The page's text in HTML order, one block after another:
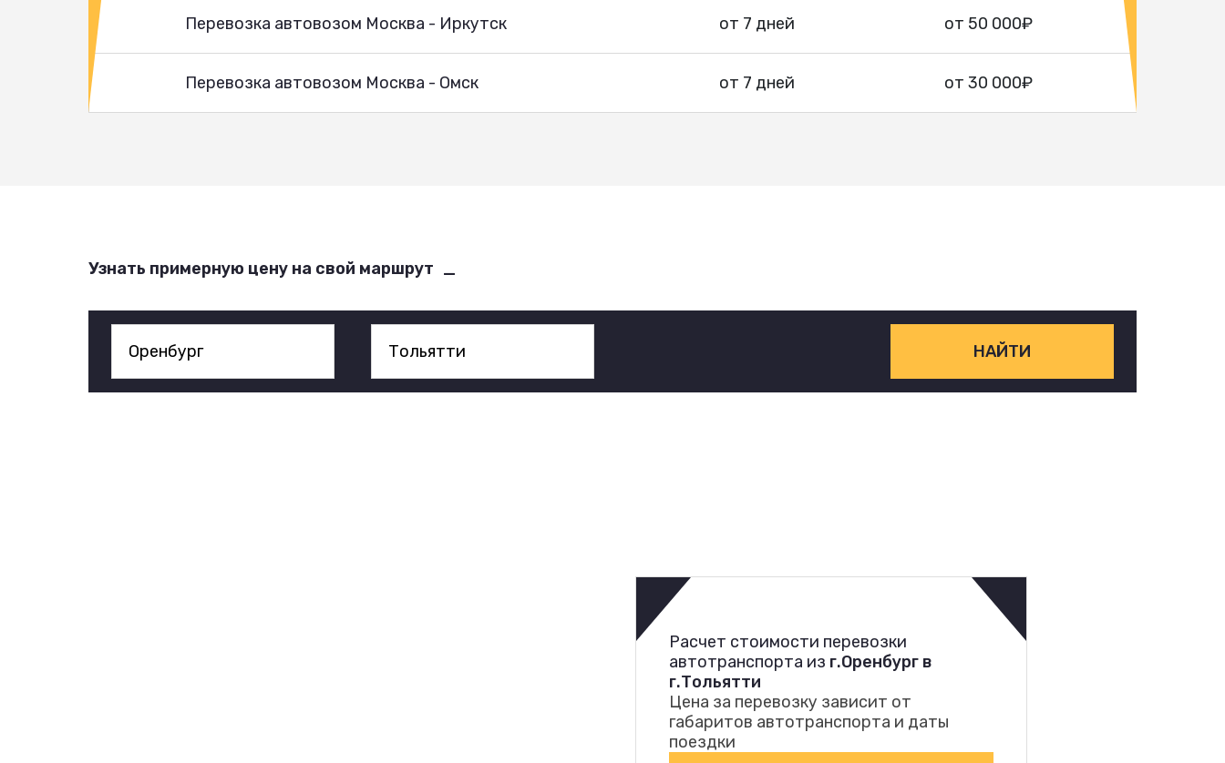
Перевозка автовозом Москва - Иркутск от 7 дней от 50 000₽
Перевозка автовозом Москва - Омск от 7 дней от 30 000₽
Узнать примерную цену на свой маршрут
НАЙТИ
Расчет стоимости перевозки
автотранспорта из г.Оренбург в
г.Тольятти
Цена за перевозку зависит от
габаритов автотранспорта и даты
поездки